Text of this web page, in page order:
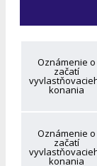
Oznámenie o
začatí
konania
Oznámenie o
začatí
konania